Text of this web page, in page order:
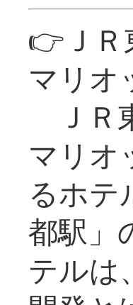
👉ＪＲ
マリオ
ＪＲ
マリオ
るホテ
都駅」
テルは